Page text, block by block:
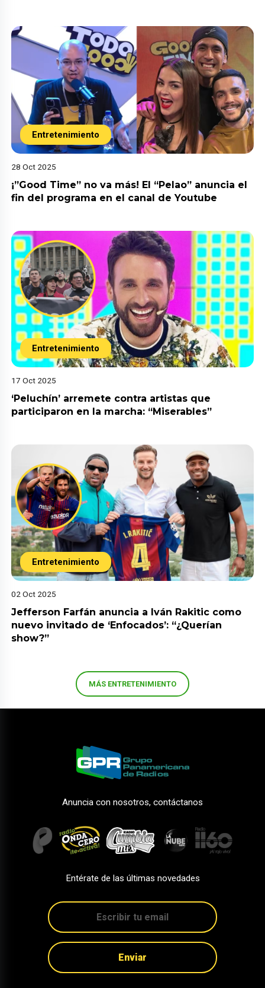
Entretenimiento
28 Oct 2025
¡”Good Time” no va más! El “Pelao” anuncia el
fin del programa en el canal de Youtube
Entretenimiento
17 Oct 2025
‘Peluchín’ arremete contra artistas que
participaron en la marcha: “Miserables”
Entretenimiento
02 Oct 2025
Jefferson Farfán anuncia a Iván Rakitic como
nuevo invitado de ‘Enfocados’: “¿Querían
show?”
MÁS ENTRETENIMIENTO
Anuncia con nosotros, contáctanos
Entérate de las últimas novedades
Enviar